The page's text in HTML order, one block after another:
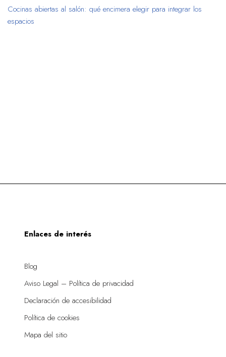
Cocinas abiertas al salón: qué encimera elegir para integrar los
espacios
Enlaces de interés
Blog
Aviso Legal – Política de privacidad
Declaración de accesibilidad
Política de cookies
Mapa del sitio